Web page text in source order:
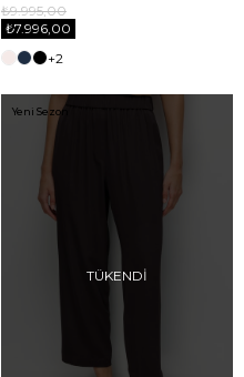
₺7.996,00
₺9.995,00
+2
TÜKENDI
Yeni Sezon